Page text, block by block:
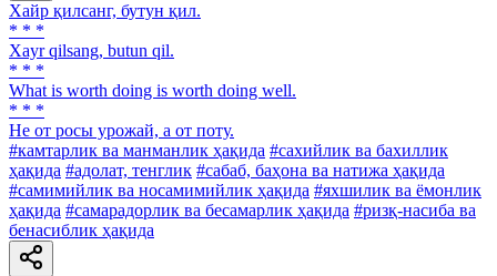
Хайр қилсанг, бутун қил.
* * *
Xayr qilsang, butun qil.
* * *
What is worth doing is worth doing well.
* * *
He от росы урожай, а от поту.
#камтарлик ва манманлик ҳақида #сахийлик ва бахиллик
ҳақида #адолат, тенглик #сабаб, баҳона ва натижа ҳақида
#самимийлик ва носамимийлик ҳақида #яхшилик ва ёмонлик
ҳақида #самарадорлик ва бесамарлик ҳақида #ризқ-насиба ва
бенасиблик ҳақида